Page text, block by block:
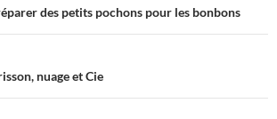
des petits pochons pour les bonbons
nuage et Cie